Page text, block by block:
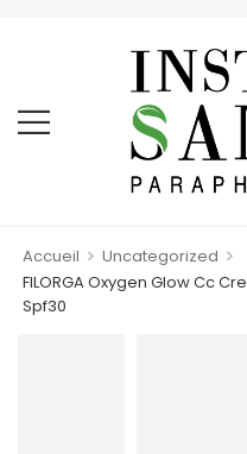
Accueil > Uncategorized >
FILORGA Oxygen Glow Cc
Spf30